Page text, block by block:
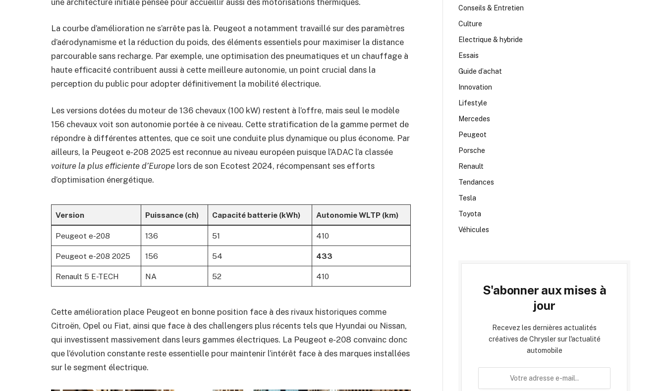
La courbe d’amélioration ne s’arrête pas là. Peugeot a notamment travaillé sur des paramètres
d’aérodynamisme et la réduction du poids, des éléments essentiels pour maximiser la distance
parcourable sans recharge. Par exemple, une optimisation des pneumatiques et un chauffage à
haute efficacité contribuent aussi à cette meilleure autonomie, un point crucial dans la
perception du public pour adopter définitivement la mobilité électrique.
Les versions dotées du moteur de 136 chevaux (100 kW) restent à l’offre, mais seul le modèle
156 chevaux voit son autonomie portée à ce niveau. Cette stratification de la gamme permet de
répondre à différentes attentes, que ce soit une conduite plus dynamique ou plus économe. Par
ailleurs, la Peugeot e-208 2025 est reconnue au niveau européen puisque l’ADAC l’a classée
voiture la plus efficiente d’Europe lors de son Ecotest 2024, récompensant ses efforts
d’optimisation énergétique.
Version Puissance (ch) Capacité batterie (kWh) Autonomie WLTP (km)
Peugeot e-208 136 51 410
Peugeot e-208 2025 156 54 433
Renault 5 E-TECH NA 52 410
Cette amélioration place Peugeot en bonne position face à des rivaux historiques comme
Citroën, Opel ou Fiat, ainsi que face à des challengers plus récents tels que Hyundai ou Nissan,
qui investissent massivement dans leurs gammes électriques. La Peugeot e-208 convainc donc
que l’évolution constante reste essentielle pour maintenir l’intérêt face à des marques installées
sur le segment électrique.
Conseils & Entretien
Culture
Electrique & hybride
Essais
Guide d’achat
Innovation
Lifestyle
Mercedes
Peugeot
Porsche
Renault
Tendances
Tesla
Toyota
Véhicules
S'abonner aux mises à
jour
Recevez les dernières actualités
créatives de Chrysler sur l'actualité
automobile